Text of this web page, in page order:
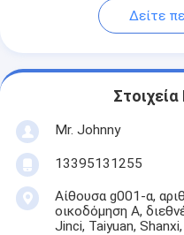
Δείτε
Mr. Johnny
13395131255
Αίθουσα g001-α,
οικοδόμηση Α,
Jinci, Taiyuan, Shanxi,